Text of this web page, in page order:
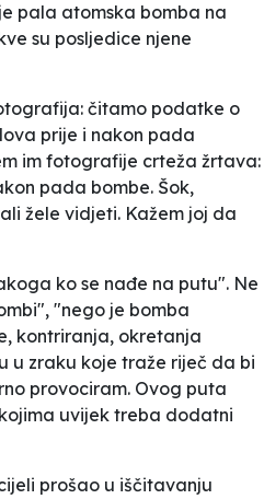
pala atomska bomba na
su posljedice njene
čitamo podatke o
prije i nakon pada
im fotografije crteža žrtava:
pada bombe. Šok,
žele vidjeti. Kažem joj da
ko se nađe na putu". Ne
"nego je bomba
kontriranja, okretanja
u zraku koje traže riječ da bi
provociram. Ovog puta
uvijek treba dodatni
prošao u iščitavanju